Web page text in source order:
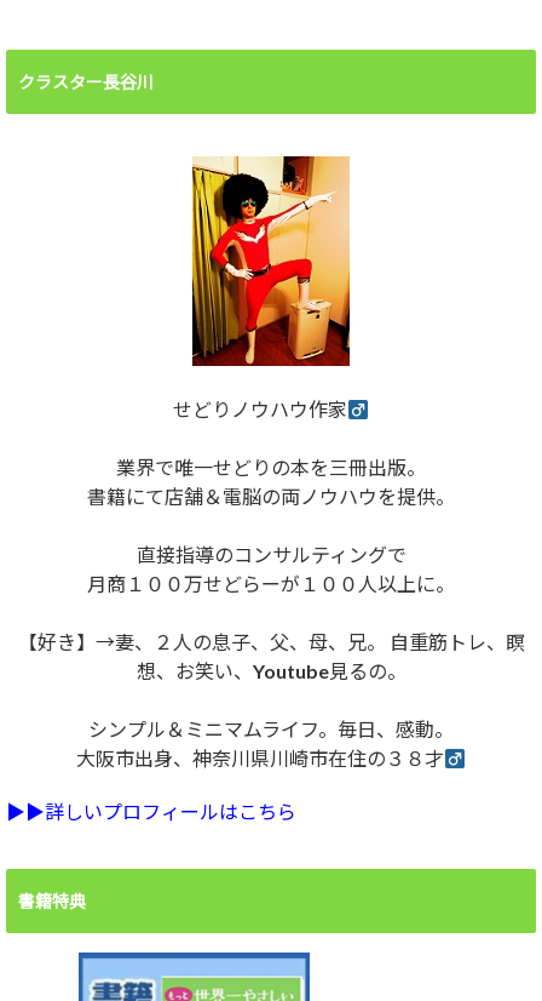
クラスター長谷川
せどりノウハウ作家
業界で唯一せどりの本を三冊出版。
書籍にて店舗＆電脳の両ノウハウを提供。
直接指導のコンサルティングで
月商１００万せどらーが１００人以上に。
【好き】→妻、２人の息子、父、母、兄。 自重筋トレ、瞑
想、お笑い、Youtube見るの。
シンプル＆ミニマムライフ。毎日、感動。
大阪市出身、神奈川県川崎市在住の３８才
▶︎▶︎詳しいプロフィールはこちら
書籍特典